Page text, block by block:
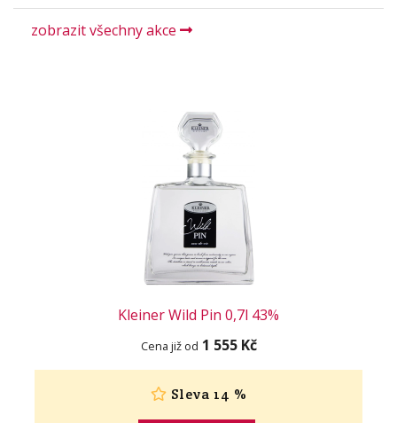
zobrazit všechny akce
Kleiner Wild Pin 0,7l 43%
Cena již od 1 555 Kč
Sleva 14 %